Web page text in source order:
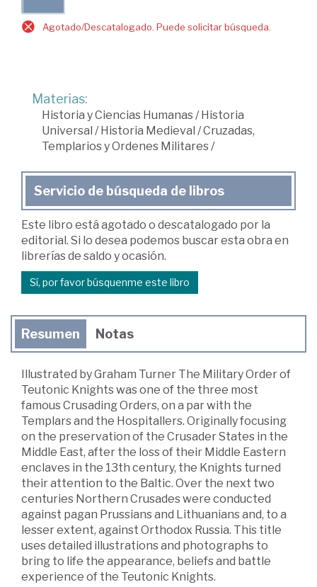
Agotado/Descatalogado. Puede solicitar búsqueda.
Materias:
Historia y Ciencias Humanas/Historia
Universal /Historia Medieval /Cruzadas,
Templarios y Ordenes Militares/
Servicio de búsqueda de libros
Este libro está agotado o descatalogado por la
editorial. Si lo desea podemos buscar esta obra en
librerías de saldo y ocasión.
Sí, por favor búsquenme este libro
Resumen Notas
Illustrated by Graham Turner The Military Order of
Teutonic Knights was one of the three most
famous Crusading Orders, on a par with the
Templars and the Hospitallers. Originally focusing
on the preservation of the Crusader States in the
Middle East, after the loss of their Middle Eastern
enclaves in the 13th century, the Knights turned
their attention to the Baltic. Over the next two
centuries Northern Crusades were conducted
against pagan Prussians and Lithuanians and, to a
lesser extent, against Orthodox Russia. This title
uses detailed illustrations and photographs to
bring to life the appearance, beliefs and battle
experience of the Teutonic Knights.